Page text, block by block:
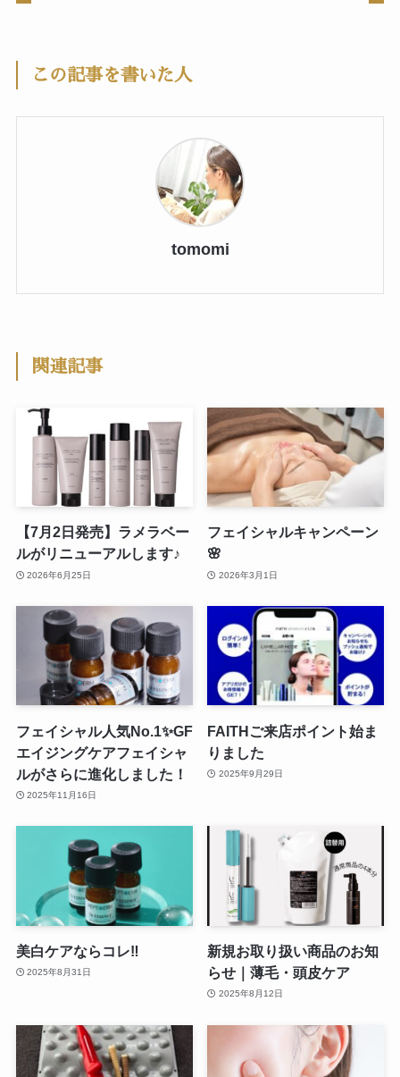
この記事を書いた人
tomomi
関連記事
【7月2日発売】ラメラベー
ルがリニューアルします♪
2026年6月25日
フェイシャルキャンペーン
🌸
2026年3月1日
フェイシャル人気No.1✨GF
エイジングケアフェイシャ
ルがさらに進化しました！
2025年11月16日
FAITHご来店ポイント始ま
りました
2025年9月29日
美白ケアならコレ‼
2025年8月31日
新規お取り扱い商品のお知
らせ｜薄毛・頭皮ケア
2025年8月12日